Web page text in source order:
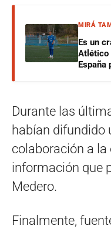
MIRÁ
Es un
Atlético
España
Durante las
habían difundido
colaboración a
información que
Medero.
Finalmente,